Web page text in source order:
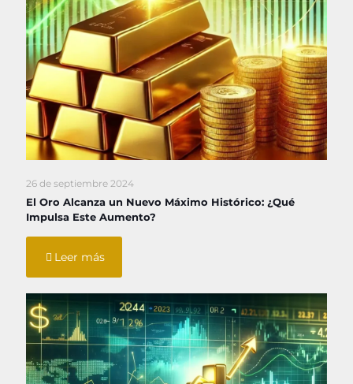
26 de septiembre 2024
El Oro Alcanza un Nuevo Máximo Histórico: ¿Qué
Impulsa Este Aumento?
Leer más